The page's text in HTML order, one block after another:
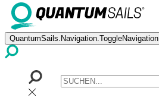
QuantumSails.Navigation.ToggleNavigation